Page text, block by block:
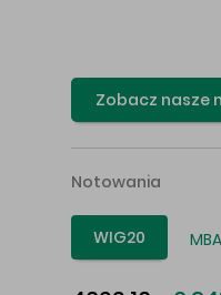
Zobacz nasze
Notowania
WIG20